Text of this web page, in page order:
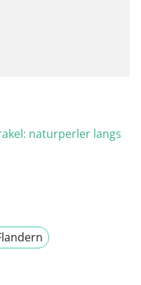
naturperler langs